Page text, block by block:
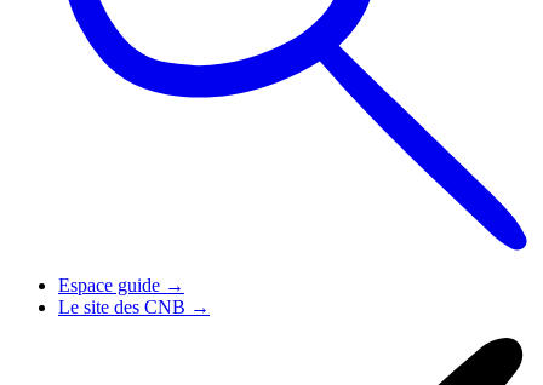
Espace guide →
Le site des CNB →